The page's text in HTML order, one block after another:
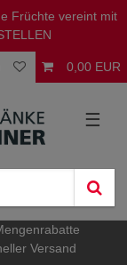
Früchte vereint mit
0,00 EUR
☰
Versand